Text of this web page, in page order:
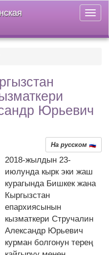
меню
Юрьевич
На русском
2018-жылдын 23-
июлунда кырк эки жаш
курагында Бишкек жана
Кыргызстан
епархиясынын
кызматкери Стручалин
Александр Юрьевич
курман болгонун терең